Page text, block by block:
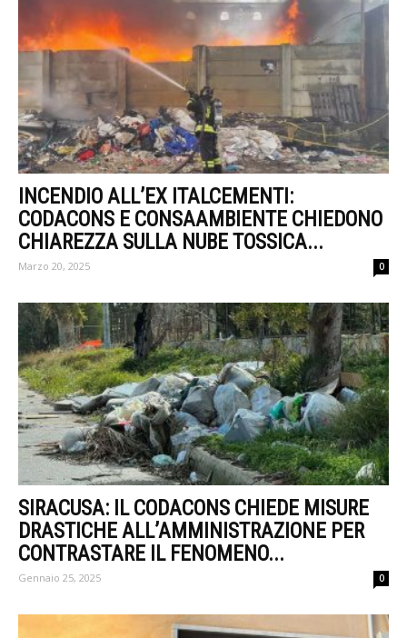
INCENDIO ALL’EX ITALCEMENTI:
CODACONS E CONSAAMBIENTE CHIEDONO
CHIAREZZA SULLA NUBE TOSSICA...
Marzo 20, 2025 0
SIRACUSA: IL CODACONS CHIEDE MISURE
DRASTICHE ALL’AMMINISTRAZIONE PER
CONTRASTARE IL FENOMENO...
Gennaio 25, 2025 0